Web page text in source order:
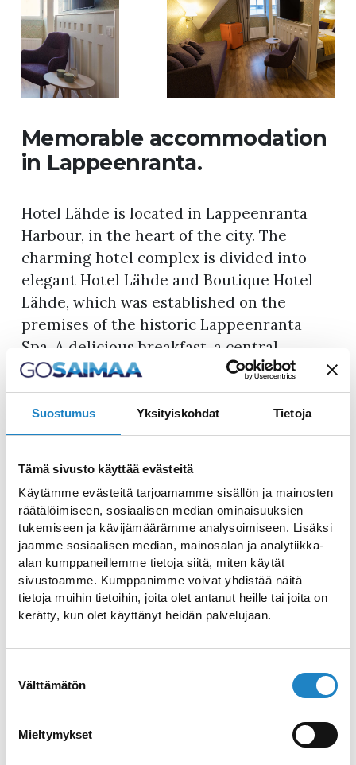
Suostumus Yksityiskohdat Tietoja
Tämä sivusto käyttää evästeitä
Käytämme evästeitä tarjoamamme sisällön ja mainosten
räätälöimiseen, sosiaalisen median ominaisuuksien
tukemiseen ja kävijämäärämme analysoimiseen. Lisäksi
jaamme sosiaalisen median, mainosalan ja analytiikka-
alan kumppaneillemme tietoja siitä, miten käytät
sivustoamme. Kumppanimme voivat yhdistää näitä
tietoja muihin tietoihin, joita olet antanut heille tai joita on
kerätty, kun olet käyttänyt heidän palvelujaan.
valinta
Välttämätön
Mieltymykset
Memorable accommodation
in Lappeenranta.
Hotel Lähde is located in Lappeenranta
Harbour, in the heart of the city. The
charming hotel complex is divided into
elegant Hotel Lähde and Boutique Hotel
Lähde, which was established on the
premises of the historic Lappeenranta
Spa. A delicious breakfast, a central
location on the shores of the blue Lake
Saimaa and Day Spa Lähde, which offers
pampering treatments, complete an
enjoyable and unforgettable stay.
Lappeenranta has a long and rich tradition
of spas. Located in Lappeenranta Harbour,
Lappeenranta Spa was founded in the 19th
century and the present spa building was
completed in 1912. Since its foundation,
the spa was a summer resort for Russian
aristocrats and only opened its doors
year-round in the 1970s. Today, it serves as
Day Spa Lähde, which offers wellness and
Hotel Lähde's spacious and comfortable